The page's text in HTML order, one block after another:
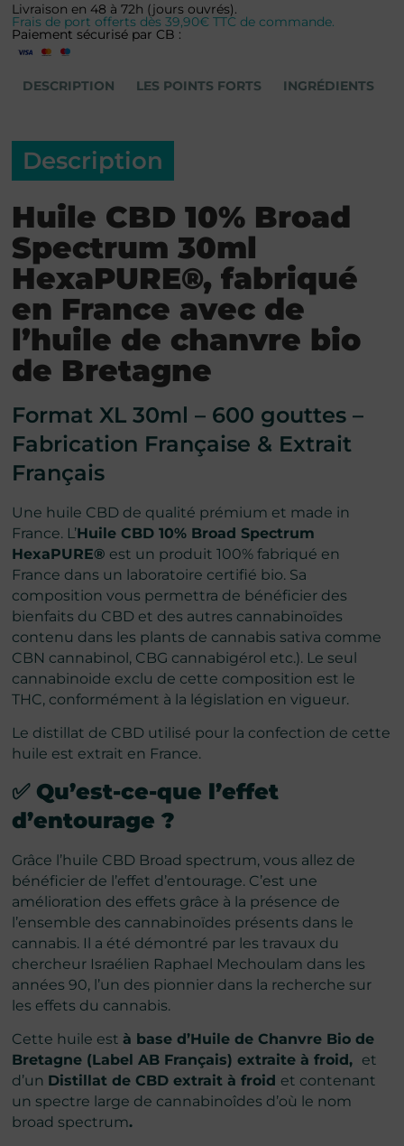
DESCRIPTION LES POINTS FORTS INGRÉDIENTS
Description
Huile CBD 10% Broad
Spectrum 30ml
HexaPURE®, fabriqué
en France avec de
l’huile de chanvre bio
de Bretagne
Format XL 30ml – 600 gouttes –
Fabrication Française & Extrait
Français
Une huile CBD de qualité prémium et made in
France. L’Huile CBD 10% Broad Spectrum
HexaPURE® est un produit 100% fabriqué en
France dans un laboratoire certifié bio. Sa
composition vous permettra de bénéficier des
bienfaits du CBD et des autres cannabinoïdes
contenu dans les plants de cannabis sativa comme
CBN cannabinol, CBG cannabigérol etc.). Le seul
cannabinoide exclu de cette composition est le
THC, conformément à la législation en vigueur.
Le distillat de CBD utilisé pour la confection de cette
huile est extrait en France.
✅ Qu’est-ce-que l’effet
d’entourage?
Grâce l’huile CBD Broad spectrum, vous allez de
bénéficier de l’effet d’entourage. C’est une
amélioration des effets grâce à la présence de
l’ensemble des cannabinoïdes présents dans le
cannabis. Il a été démontré par les travaux du
chercheur Israélien Raphael Mechou­­lam dans les
années 90, l’un des pionnier dans la recherche sur
les effets du cannabis.
Cette huile està base d’Huile de Chanvre Bio de
Bretagne (Label AB Français) extraite à froid, et
d’un Distillat de CBD extrait à froid et contenant
un spectre large de cannabinoîdes d’où le nom
broad spectrum.
Livraison en 48 à 72h (jours ouvrés).
Frais de port offerts dès 39,90€ TTC de commande.
Paiement sécurisé par CB :